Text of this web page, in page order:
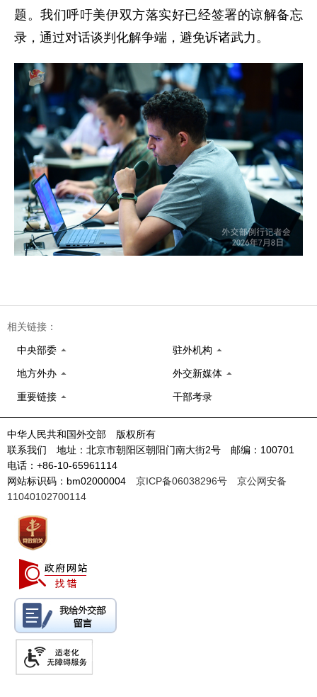
题。我们呼吁美伊双方落实好已经签署的谅解备忘
录，通过对话谈判化解争端，避免诉诸武力。
相关链接：
中央部委 驻外机构
地方外办 外交新媒体
重要链接 干部考录
中华人民共和国外交部 版权所有
联系我们 地址：北京市朝阳区朝阳门南大街2号 邮编：100701
电话：+86-10-65961114
网站标识码：bm02000004 京ICP备06038296号
京公网安备
11040102700114